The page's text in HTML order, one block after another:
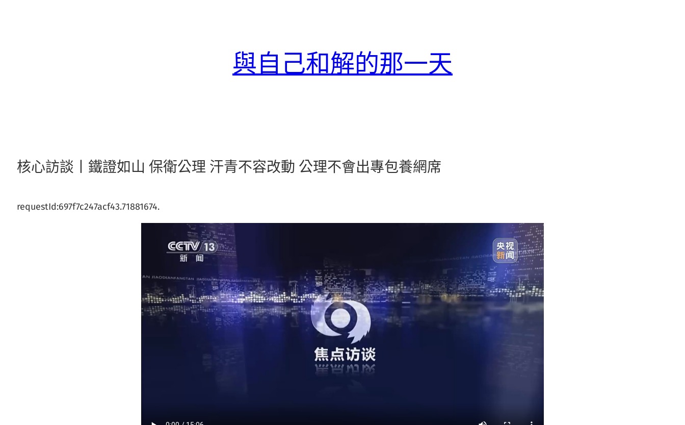
與自己和解的那一天
核心訪談丨鐵證如山 保衛公理 汗青不容改動 公理不會出專包養網席
requestId:697f7c247acf43.71881674.